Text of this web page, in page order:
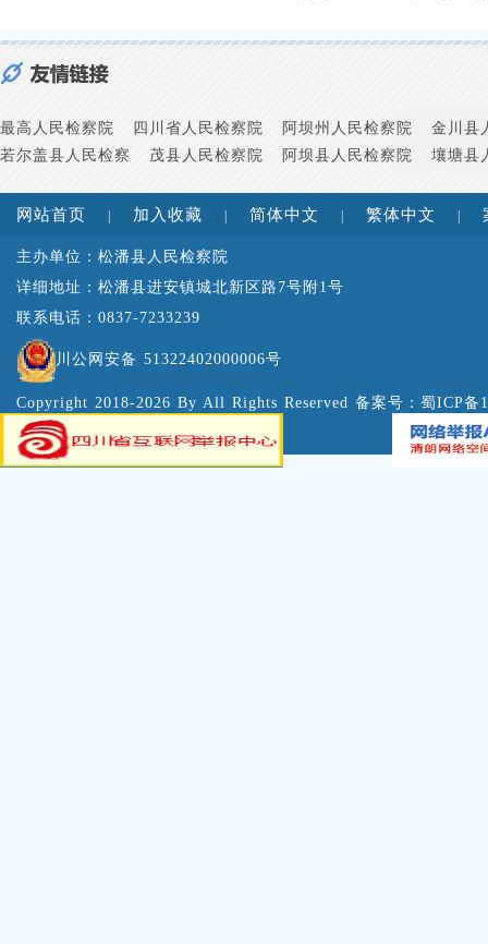
最高人民检察院 四川省人民检察院 阿坝州人民检察院
金川县
若尔盖县人民检察
茂县人民检察院 阿坝县人民检察院 壤塘县
网站首页 加入收藏 简体中文 繁体中文
主办单位：松潘县人民检察院
详细地址：松潘县进安镇城北新区路7号附1号
联系电话：0837-7233239
川公网安备 51322402000006号
Copyright 2018-2026 By All Rights Reserved 备案号： 蜀ICP备